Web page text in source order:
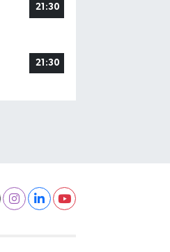
21:30
21:30